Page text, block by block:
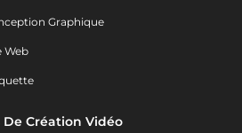
Graphique
Web
Création Vidéo